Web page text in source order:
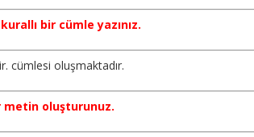
bir cümle yazınız.
cümlesi oluşmaktadır.
metin oluşturunuz.